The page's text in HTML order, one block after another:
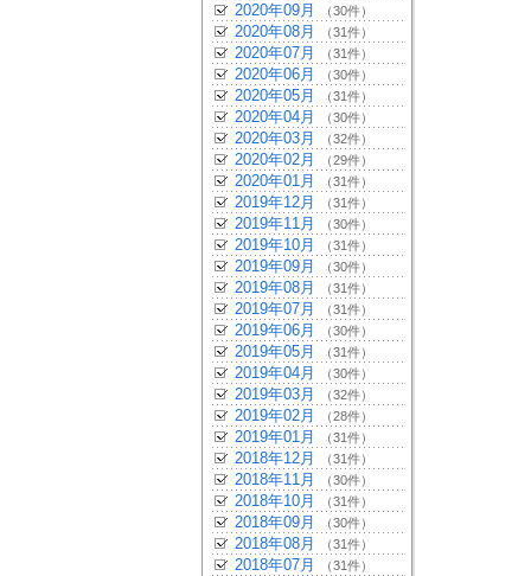
2020年09月 （30件）
2020年08月 （31件）
2020年07月 （31件）
2020年06月 （30件）
2020年05月 （31件）
2020年04月 （30件）
2020年03月 （32件）
2020年02月 （29件）
2020年01月 （31件）
2019年12月 （31件）
2019年11月 （30件）
2019年10月 （31件）
2019年09月 （30件）
2019年08月 （31件）
2019年07月 （31件）
2019年06月 （30件）
2019年05月 （31件）
2019年04月 （30件）
2019年03月 （32件）
2019年02月 （28件）
2019年01月 （31件）
2018年12月 （31件）
2018年11月 （30件）
2018年10月 （31件）
2018年09月 （30件）
2018年08月 （31件）
2018年07月 （31件）